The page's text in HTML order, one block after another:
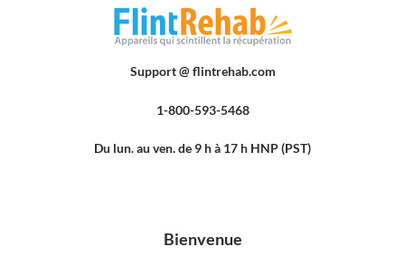
Support @ flintrehab.com
1-800-593-5468
Du lun. au ven. de 9 h à 17 h HNP (PST)
Bienvenue